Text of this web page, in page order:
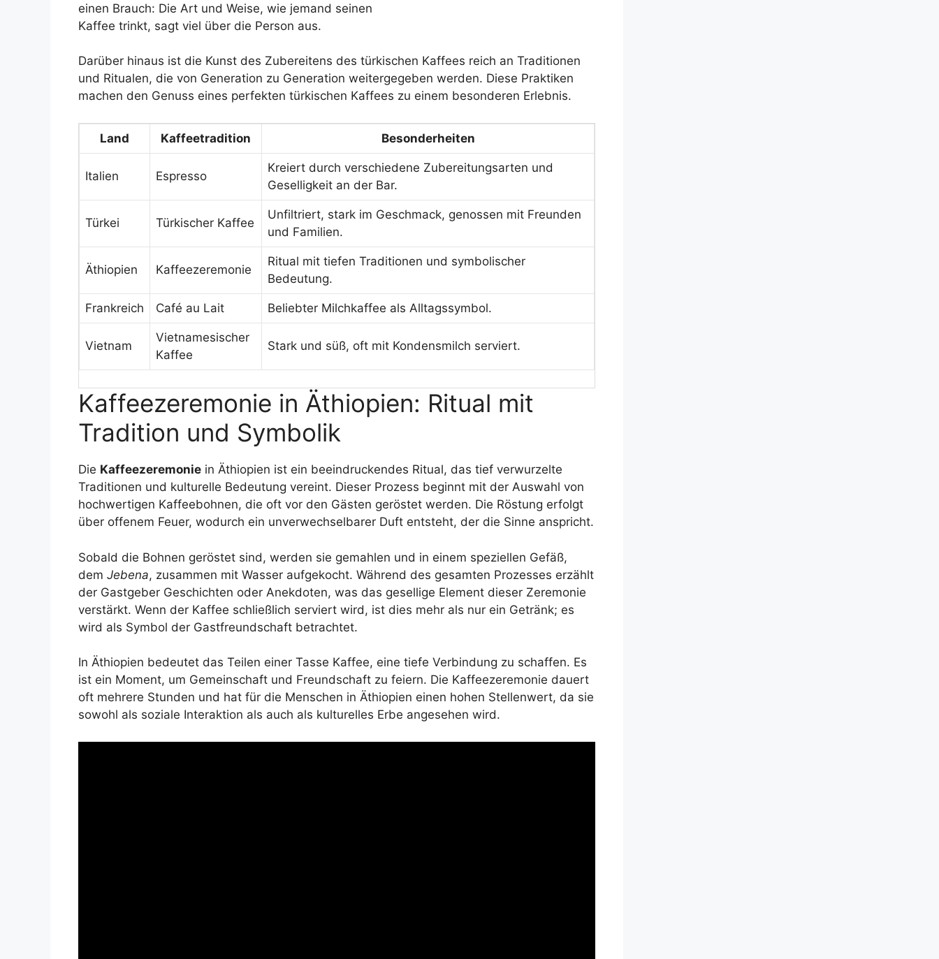
einen Brauch: Die Art und Weise, wie jemand seinen
Kaffee trinkt, sagt viel über die Person aus.
Darüber hinaus ist die Kunst des Zubereitens des türkischen Kaffees reich an Traditionen
und Ritualen, die von Generation zu Generation weitergegeben werden. Diese Praktiken
machen den Genuss eines perfekten türkischen Kaffees zu einem besonderen Erlebnis.
Land Kaffeetradition Besonderheiten
Italien Espresso
Kreiert durch verschiedene Zubereitungsarten und
Geselligkeit an der Bar.
Türkei Türkischer Kaffee
Unfiltriert, stark im Geschmack, genossen mit Freunden
und Familien.
Äthiopien Kaffeezeremonie
Ritual mit tiefen Traditionen und symbolischer
Bedeutung.
Frankreich Café au Lait Beliebter Milchkaffee als Alltagssymbol.
Vietnam
Vietnamesischer
Kaffee
Stark und süß, oft mit Kondensmilch serviert.
Kaffeezeremonie in Äthiopien: Ritual mit
Tradition und Symbolik
Die Kaffeezeremonie in Äthiopien ist ein beeindruckendes Ritual, das tief verwurzelte
Traditionen und kulturelle Bedeutung vereint. Dieser Prozess beginnt mit der Auswahl von
hochwertigen Kaffeebohnen, die oft vor den Gästen geröstet werden. Die Röstung erfolgt
über offenem Feuer, wodurch ein unverwechselbarer Duft entsteht, der die Sinne anspricht.
Sobald die Bohnen geröstet sind, werden sie gemahlen und in einem speziellen Gefäß,
dem Jebena, zusammen mit Wasser aufgekocht. Während des gesamten Prozesses erzählt
der Gastgeber Geschichten oder Anekdoten, was das gesellige Element dieser Zeremonie
verstärkt. Wenn der Kaffee schließlich serviert wird, ist dies mehr als nur ein Getränk; es
wird als Symbol der Gastfreundschaft betrachtet.
In Äthiopien bedeutet das Teilen einer Tasse Kaffee, eine tiefe Verbindung zu schaffen. Es
ist ein Moment, um Gemeinschaft und Freundschaft zu feiern. Die Kaffeezeremonie dauert
oft mehrere Stunden und hat für die Menschen in Äthiopien einen hohen Stellenwert, da sie
sowohl als soziale Interaktion als auch als kulturelles Erbe angesehen wird.